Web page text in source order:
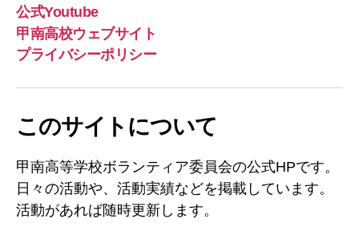
ジ
送
り
公式Youtube
甲南高校ウェブサイト
プライバシーポリシー
このサイトについて
甲南高等学校ボランティア委員会の公式HPです。
日々の活動や、活動実績などを掲載しています。
活動があれば随時更新します。